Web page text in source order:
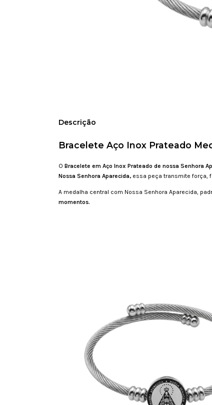
Descrição
Bracelete Aço Inox Prateado
O Bracelete em Aço Inox Prateado de nossa Senhora
Nossa Senhora Aparecida, essa peça transmite força,
A medalha central com Nossa Senhora Aparecida,
momentos.